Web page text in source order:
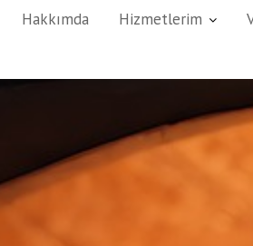
Hakkımda Hizmetlerim